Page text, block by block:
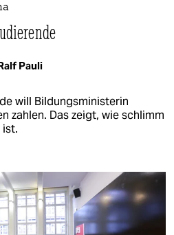
Pauli
will Bildungsministerin
zahlen. Das zeigt, wie schlimm
ist.